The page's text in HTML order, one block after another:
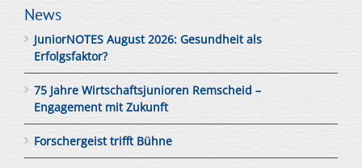
News
JuniorNOTES August 2026: Gesundheit als
Erfolgsfaktor?
75 Jahre Wirtschaftsjunioren Remscheid –
Engagement mit Zukunft
Forschergeist trifft Bühne